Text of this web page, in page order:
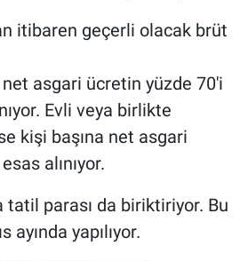
itibaren geçerli olacak brüt
asgari ücretin yüzde 70'i
Evli veya birlikte
kişi başına net asgari
alınıyor.
tatil parası da biriktiriyor. Bu
ayında yapılıyor.